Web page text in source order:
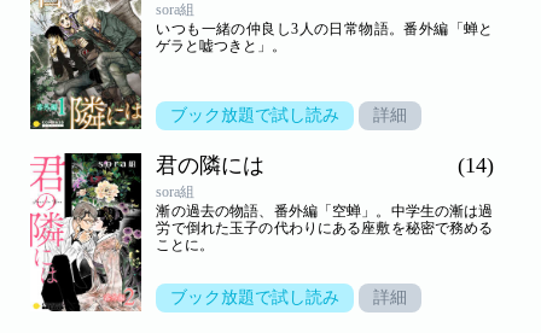
sora組
いつも一緒の仲良し3人の日常物語。番外編「蝉と
ゲラと嘘つきと」。
ブック放題で試し読み 詳細
君の隣には (14)
sora組
漸の過去の物語、番外編「空蝉」。中学生の漸は過
労で倒れた玉子の代わりにある座敷を秘密で務める
ことに。
ブック放題で試し読み 詳細